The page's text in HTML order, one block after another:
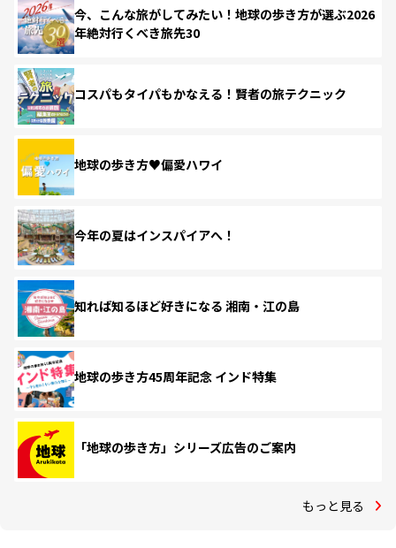
今、こんな旅がしてみたい！地球の歩き方が選ぶ2026
年絶対行くべき旅先30
コスパもタイパもかなえる！賢者の旅テクニック
地球の歩き方♥偏愛ハワイ
今年の夏はインスパイアへ！
知れば知るほど好きになる 湘南・江の島
地球の歩き方45周年記念 インド特集
「地球の歩き方」シリーズ広告のご案内
もっと見る